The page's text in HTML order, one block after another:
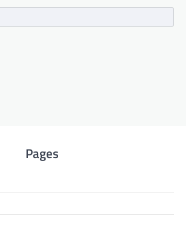
Pages